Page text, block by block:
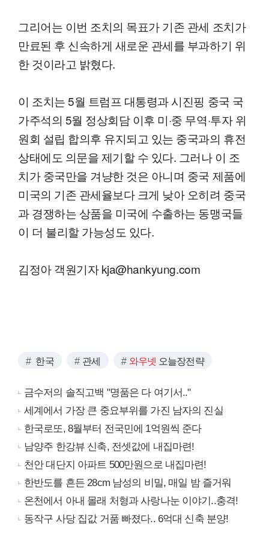
그리어는 이번 조치의 목표가 기존 관세 조치가
만료된 후 신속하게 새로운 관세를 부과하기 위
한 것이라고 밝혔다.
이 조치는 5월 트럼프 대통령과 시진핑 중국 국
가주석의 5월 정상회담 이후 미·중 무역·투자 위
원회 설립 합의후 유지되고 있는 중국과의 휴전
상태에도 의문을 제기할 수 있다. 그러나 이 조
치가 중국만을 겨냥한 것은 아니며 중국 제품에
미국의 기존 관세율보다 크게 낮아 오히려 중국
과 경쟁하는 상품을 미국에 수출하는 동맹국들
이 더 불리할 가능성도 있다.
김정아 객원기자 kja@hankyung.com
한국 관세 와우넷 오늘장전략
금수저의 솔직고백 "명품은 다 여기서.."
세계에서 가장 큰 중요부위를 가진 남자의 진실
한국로또, 8월부터 전국민에 1억원씩 준다
남양주 한강뷰 신축, 전셋값에 내집마련!
천안 대단지 아파트 500만원으로 내집마련!
한반도를 흔든 28cm 남성의 비밀, 매일 밤 즐거워
온천에서 아내 몰래 처형과 사랑나눈 이야기..충격!
동작구 사당 집값 거품 빠졌다.. 6억대 신축 분양!